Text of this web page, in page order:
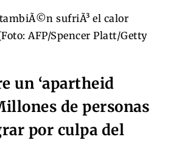
un ‘apartheid
de personas
por culpa del